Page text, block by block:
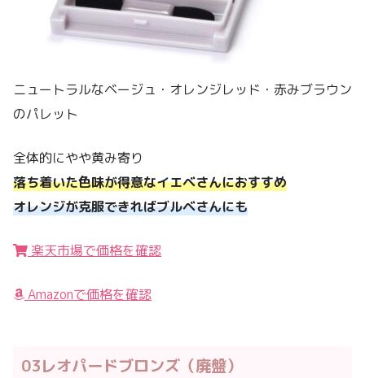
ニュートラルなベージュ・オレンジレッド・赤みブラウン
のパレット
全体的にやや黄み寄り
落ち着いた色味が得意なイエベさんにおすすめ
オレンジが克服できればブルベさんにも
楽天市場で価格を確認
Amazonで価格を確認
03レオパードブロンズ（廃盤）